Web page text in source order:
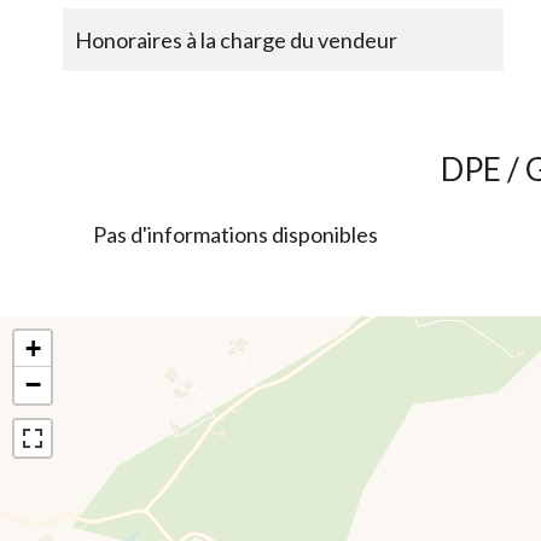
Honoraires à la charge du vendeur
DPE /
Pas d'informations disponibles
+
−